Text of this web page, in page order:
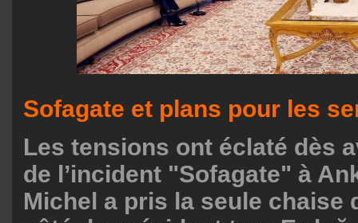
Sofagate et plans pour les
Les tensions ont éclaté dès
de l’incident "Sofagate" à
Michel a pris la seule chaise